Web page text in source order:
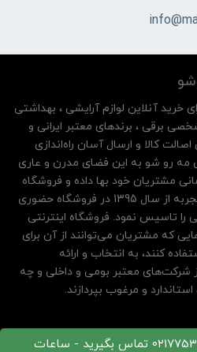
سوالی داشتید با 02177535498 تماس بگیرید - ساعات
خرید آنلاین لوازم آرایشی ، بهداشتی
برقی ، برندهای معتبر ایرانی و
کالا و ارسال آسان راه‌اندازی
مه رو شو به این فضای مدرن و عاری
مشتریان خود بها داده و فروشگاه
اینترنتی خود را بر پایه سال‌ها تجربه از سال 1395 در فروشگاه حضوری
را تاسیس نمود. فروشگاه اینترنتی
که مشتریان می‌توانند از آن‌ برای
کنند، به انتخاب و ارائه
شرکت‌های معتبر بومی و داخلی و چه
و مرغوب بپردازند.